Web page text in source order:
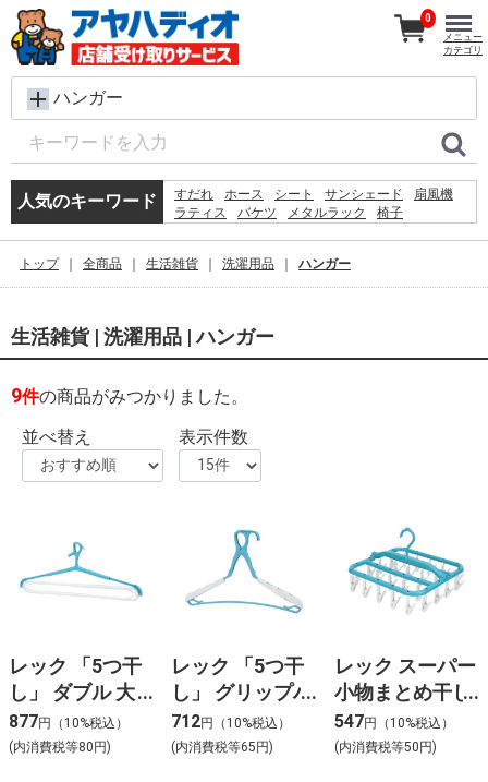
ハンガー
人気のキーワード すだれ ホース シート サンシェード
扇風機
ラティス
バケツ メタルラック
椅子
カーテン
空調服 物置
0
メニュー
カテゴリ
トップ 全商品 生活雑貨 洗濯用品 ハンガー
生活雑貨 | 洗濯用品 | ハンガー
9件の商品がみつかりました。
並べ替え
表示件数
レック 「5つ干
し」 ダブル 大
判 バスタオル
・ トレーナー
877円（10%税込）
(内消費税等80円)
レック 「5つ干
し」 グリップハ
ンガー DX (3本
組) W-427
712円（10%税込）
(内消費税等65円)
レック スーパー
小物まとめ干し
ハンガー 26ピン
チ付 W-432
547円（10%税込）
(内消費税等50円)